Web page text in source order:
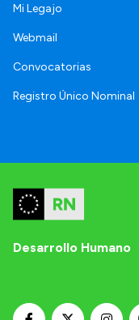
Mi Legajo
Webmail
Convocatorias
Registro Único Nominal
Desarrollo Humano